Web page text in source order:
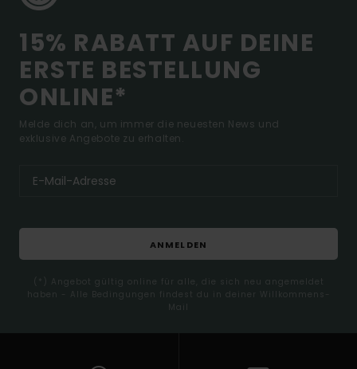
15% RABATT AUF DEINE
ERSTE BESTELLUNG
ONLINE*
Melde dich an, um immer die neuesten News und
exklusive Angebote zu erhalten.
ANMELDEN
(*) Angebot gültig online für alle, die sich neu angemeldet
haben - Alle Bedingungen findest du in deiner Willkommens-
Mail